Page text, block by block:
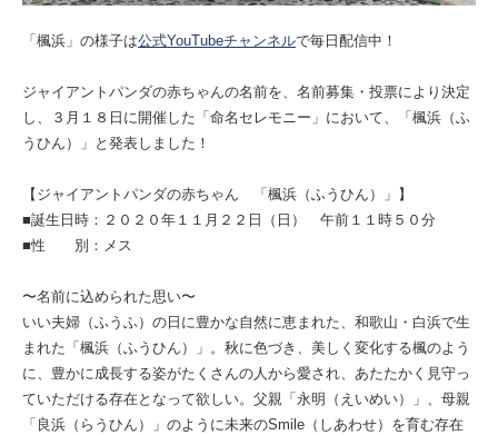
「楓浜」の様子は公式YouTubeチャンネルで毎日配信中！
ジャイアントパンダの赤ちゃんの名前を、名前募集・投票により決定
し、３月１８日に開催した「命名セレモニー」において、「楓浜（ふ
うひん）」と発表しました！
【ジャイアントパンダの赤ちゃん 「楓浜（ふうひん）」】
■誕生日時：２０２０年１１月２２日（日） 午前１１時５０分
■性 別：メス
〜名前に込められた思い〜
いい夫婦（ふうふ）の日に豊かな自然に恵まれた、和歌山・白浜で生
まれた「楓浜（ふうひん）」。秋に色づき、美しく変化する楓のよう
に、豊かに成長する姿がたくさんの人から愛され、あたたかく見守っ
ていただける存在となって欲しい。父親「永明（えいめい）」、母親
「良浜（らうひん）」のように未来のSmile（しあわせ）を育む存在